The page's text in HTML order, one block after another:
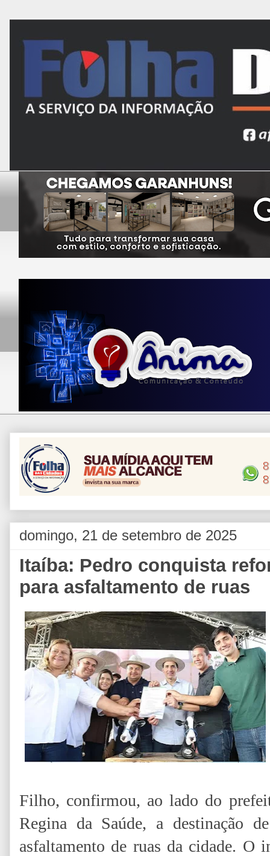
domingo, 21 de setembro de 2025
Itaíba: Pedro conquista
para asfaltamento de ruas
Filho, confirmou, ao lado do
Regina da Saúde, a destinação
asfaltamento de ruas da cidade. O